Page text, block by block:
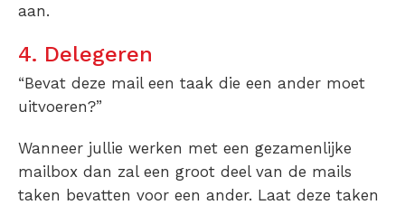
aan.
4. Delegeren
“Bevat deze mail een taak die een ander moet
uitvoeren?”
Wanneer jullie werken met een gezamenlijke
mailbox dan zal een groot deel van de mails
taken bevatten voor een ander. Laat deze taken